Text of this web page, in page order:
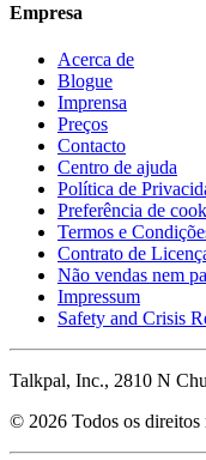
Empresa
Acerca de
Blogue
Imprensa
Preços
Contacto
Centro de ajuda
Política de
Preferência de
Termos e
Contrato de
Não vendas nem
Impressum
Safety and Crisis
Talkpal, Inc., 2810 N
© 2026 Todos os direitos